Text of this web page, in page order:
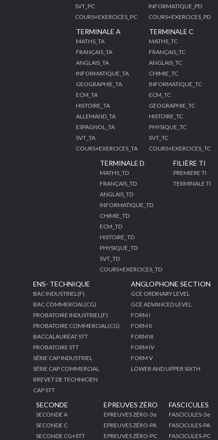
SVT_PC
COURS+EXERCICES_PC
INFORMATIQUE_PD
COURS+EXERCICES_PD
TERMINALE A
MATHS_TA
FRANÇAIS_TA
ANGLAIS_TA
INFORMATIQUE_TA
GEOGRAPHIE_TA
ECM_TA
HISTOIRE_TA
ALLEMAND_TA
ESPAGNOL_TA
SVT_TA
COURS+EXERCICES_TA
TERMINALE C
MATHS_TC
FRANÇAIS_TC
ANGLAIS_TC
CHIMIE_TC
INFORMATIQUE_TC
ECM_TC
GEOGRAPHIE_TC
HISTOIRE_TC
PHYSIQUE_TC
SVT_TC
COURS+EXERCICES_TC
TERMINALE D
MATHS_TD
FRANÇAIS_TD
ANGLAIS_TD
INFORMATIQUE_TD
CHIMIE_TD
ECM_TD
HISTOIRE_TD
PHYSIQUE_TD
SVT_TD
COURS+EXERCICES_TD
FILIÈRE TI
PREMIERE TI
TERMINALE TI
ENS- TECHNIQUE
BAC INDUSTRIEL(F)
BAC COMMERCIAL(CG)
PROBATOIRE INDUSTRIEL(F)
PROBATOIRE COMMERCIAL(CG)
BACCALAURÉAT STT
PROBATOIRE STT
SÉRIE CAP INDUSTRIEL
SÉRIE CAP COMMERCIAL
BREVET DE TECHNICIEN
CAP STT
ANGLOPHONE SECTION
GCE ORDINARY LEVEL
GCE ADVANCED LEVEL
FORM I
FORM II
FORM III
FORM IV
FORM V
LOWER AND UPPER SIXTH
SECONDE
SECONDE A
SECONDE C
SECONDE CG+STT
EPREUVES ZÉRO
EPREUVES ZÉRO-3e
EPREUVES ZÉRO-PA
EPREUVES ZÉRO-PC
FASCICULES
FASCICULES-3e
FASCICULES-PA
FASCICULES-PC